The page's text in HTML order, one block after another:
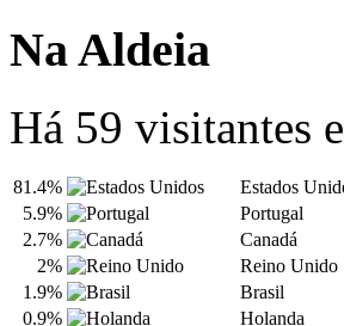
Na Aldeia
Há 59 visitantes
81.4%
Estados
5.9%
Portugal
2.7%
Canadá
2%
Reino Unido
1.9%
Brasil
0.9%
Holanda